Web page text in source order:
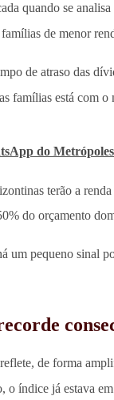
quando se
de menor
de atraso das
famílias está com
do Metrópoles
terão a
do orçamento
um pequeno sinal
de forma
o índice já estava